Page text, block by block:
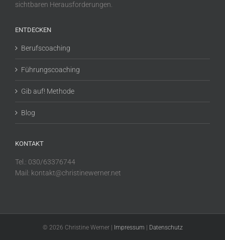
sichtbaren Herausforderungen.
ENTDECKEN
Berufscoaching
Führungscoaching
Gib auf! Methode
Blog
KONTAKT
Tel.: 030/63376744
Mail: kontakt@christinewerner.net
© 2026 Christine Werner | Impressum Datenschutz